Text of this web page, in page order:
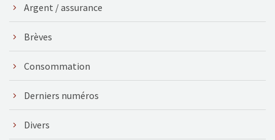
Argent / assurance
Brèves
Consommation
Derniers numéros
Divers